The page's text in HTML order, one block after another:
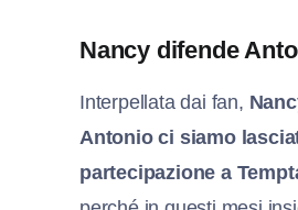
Nancy difende
Interpellata dai fan,
Antonio ci siamo
partecipazione a